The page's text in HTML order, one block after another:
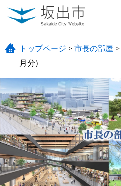
ページの先頭です。
メニューを飛ばして本文へ
トップページ > 市長の部屋 >
月分）